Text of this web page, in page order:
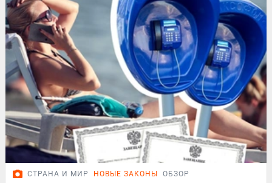
СТРАНА И МИР НОВЫЕ ЗАКОНЫ ОБЗОР